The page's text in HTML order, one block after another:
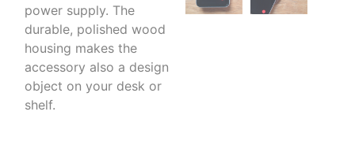
power supply. The
durable, polished wood
housing makes the
accessory also a design
object on your desk or
shelf.